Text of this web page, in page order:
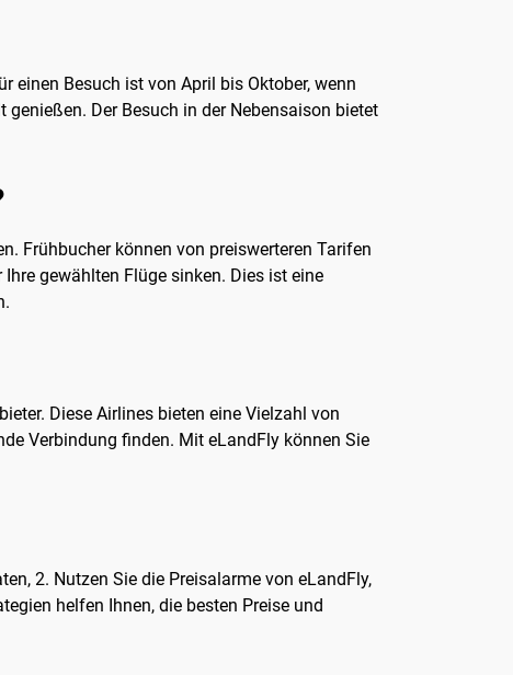
einen Besuch ist von April bis Oktober, wenn
Der Besuch in der Nebensaison bietet
Frühbucher können von preiswerteren Tarifen
gewählten Flüge sinken. Dies ist eine
Diese Airlines bieten eine Vielzahl von
Verbindung finden. Mit eLandFly können Sie
2. Nutzen Sie die Preisalarme von eLandFly,
helfen Ihnen, die besten Preise und